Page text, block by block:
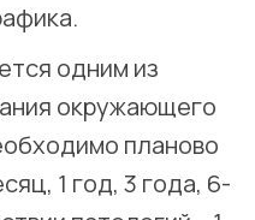
⠀
одним из
окружающего
планово
1 год, 3 года, 6-